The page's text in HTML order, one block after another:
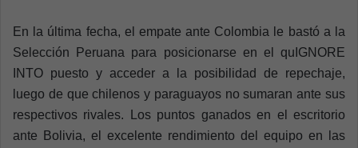
En la última fecha, el empate ante Colombia le bastó a la
Selección Peruana para posicionarse en el quIGNORE
INTO puesto y acceder a la posibilidad de repechaje,
luego de que chilenos y paraguayos no sumaran ante sus
respectivos rivales. Los puntos ganados en el escritorio
ante Bolivia, el excelente rendimiento del equipo en las